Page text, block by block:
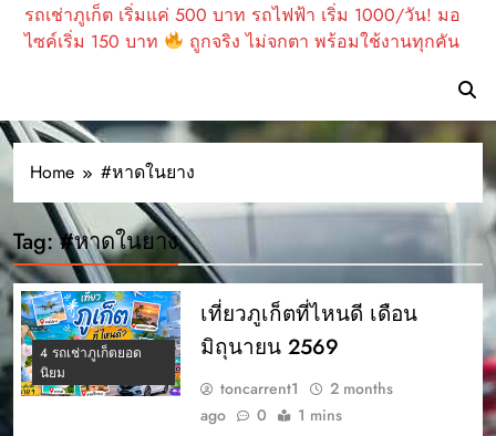
รถเช่าภูเก็ต เริ่มแค่ 500 บาท รถไฟฟ้า เริ่ม 1000/วัน! มอ
ไซค์เริ่ม 150 บาท
ถูกจริง ไม่จกตา พร้อมใช้งานทุกคัน
Home #หาดในยาง
Tag:#หาดในยาง
4 รถเช่าภูเก็ตยอด
นิยม
เที่ยวภูเก็ตที่ไหนดี เดือน
มิถุนายน 2569
toncarrent1
2 months
ago
0 1 mins